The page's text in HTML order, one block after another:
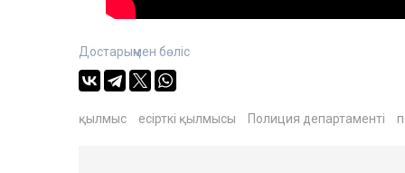
Достарыңмен бөліс
қылмыс есірткі қылмысы Полиция департаменті